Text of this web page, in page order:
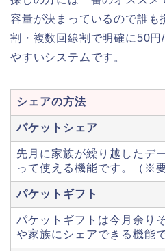
容量が決まっているので誰も
割・複数回線割で明確に50円
やすいシステムです。
シェアの方法
パケットシェア
先月に家族が繰り越したデ
って使える機能です。（※要
パケットギフト
パケットギフトは今月余り
や家族にシェアできる機能で